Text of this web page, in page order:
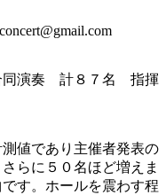
同演奏 計８７名 指揮
値であり主催者発表の
らに５０名ほど増えま
す。ホールを震わす程